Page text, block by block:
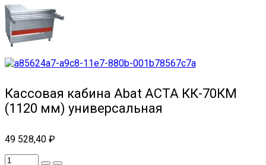
Кассовая кабина Abat АСТА КК-70КМ
(1120 мм) универсальная
49 528,40 ₽